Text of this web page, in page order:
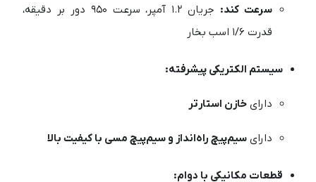
سرعت کند:
جریان ۱.۲ آمپر، سرعت ۹۵۰ دور بر دقیقه،
قدرت ۱/۶ اسب بخار
سیستم الکتریکی پیشرفته:
دارای خازن استارتر
دارای سیم‌پیچ راه‌انداز و سیم‌پیچ مسی با کیفیت بالا
قطعات مکانیکی با دوام: